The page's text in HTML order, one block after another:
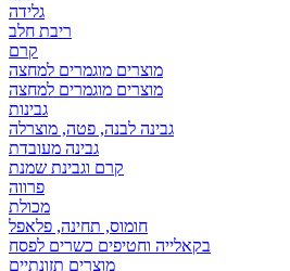
גלידה
ריבת חלב
קרם
מוצרים מוגמרים למחצה
מוצרים מוגמרים למחצה
גבינות
גבינה לבנה, פטה, מוצרלה
גבינה מעובדת
קרם וגבינת שמנת
פרווה
מכולת
חומוס, תחינה, פלאפל
בקאלייה וחטיפים כשרים לפסח
מוצרים תזונתיים